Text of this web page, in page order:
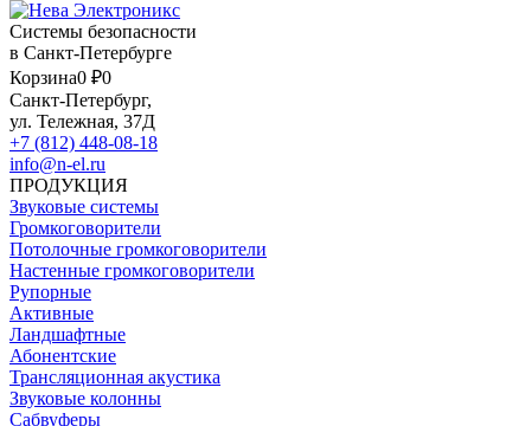
Системы безопасности
в Санкт-Петербурге
Корзина0 ₽0
Санкт-Петербург,
ул. Тележная, 37Д
+7 (812) 448-08-18
info@n-el.ru
ПРОДУКЦИЯ
Звуковые системы
Громкоговорители
Потолочные громкоговорители
Настенные громкоговорители
Рупорные
Активные
Ландшафтные
Абонентские
Трансляционная акустика
Звуковые колонны
Сабвуферы